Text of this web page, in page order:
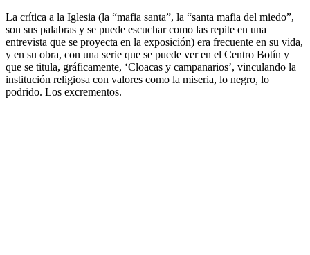
La crítica a la Iglesia (la “mafia santa”, la “santa mafia del miedo”,
son sus palabras y se puede escuchar como las repite en una
entrevista que se proyecta en la exposición) era frecuente en su vida,
y en su obra, con una serie que se puede ver en el Centro Botín y
que se titula, gráficamente, ‘Cloacas y campanarios’, vinculando la
institución religiosa con valores como la miseria, lo negro, lo
podrido. Los excrementos.